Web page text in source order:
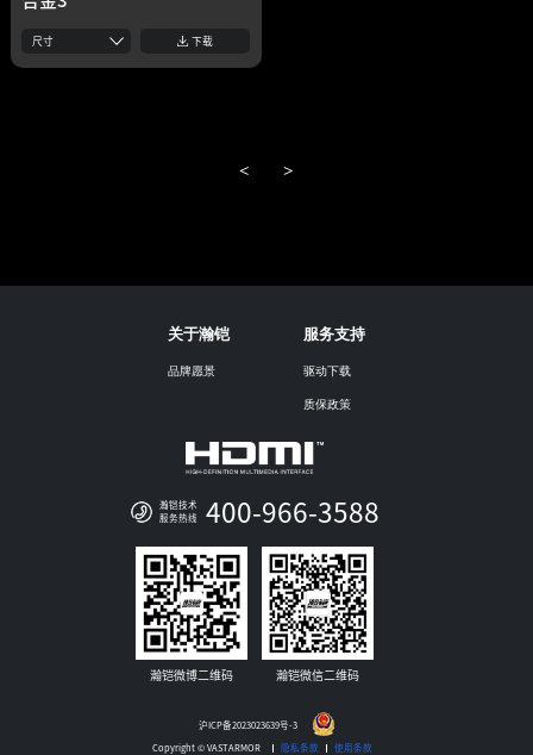
尺寸 下载
< >
关于瀚铠
品牌愿景
服务支持
驱动下载
质保政策
瀚铠技术
服务热线
400-966-3588
瀚铠微博二维码 瀚铠微信二维码
沪ICP备2023023639号-3
Copyright © VASTARMOR 隐私条款 使用条款